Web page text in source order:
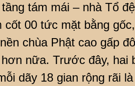
tám mái – nhà Tổ
cốt 00 tức mặt bằng
chùa Phật cao gấp
nữa. Trước đây, hai
dãy 18 gian rộng rãi